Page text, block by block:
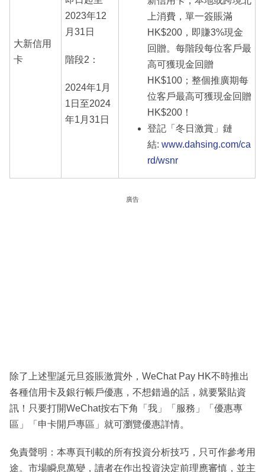
大新信用
卡
2023年12
月31日
階段2：
2024年1月
1日至2024
年1月31日
上消費，單一簽賬滿
HK$200，即賺3%現金
回贈。每階段每位客戶最
高可獲現金回贈
HK$100；整個推廣期每
位客戶最高可獲現金回贈
HK$200！
登記「冬日激賞」鏈
結: www.dahsing.com/ca
rd/wsnr
廣告
除了上述聖誕元旦簽賬激賞外，WeChat Pay HK不時推出
各種信用卡及銀行帳戶優惠，不想錯過的話，就要緊貼資
訊！只要打開WeChat按右下角「我」「服務」「優惠專
區」「申卡開戶專區」就可瀏覽優惠詳情。
免責聲明：本專頁刊載的所有投資分析技巧，只可作參考用
途。市場瞬息萬變，讀者在作出投資決定前理應審慎，並主